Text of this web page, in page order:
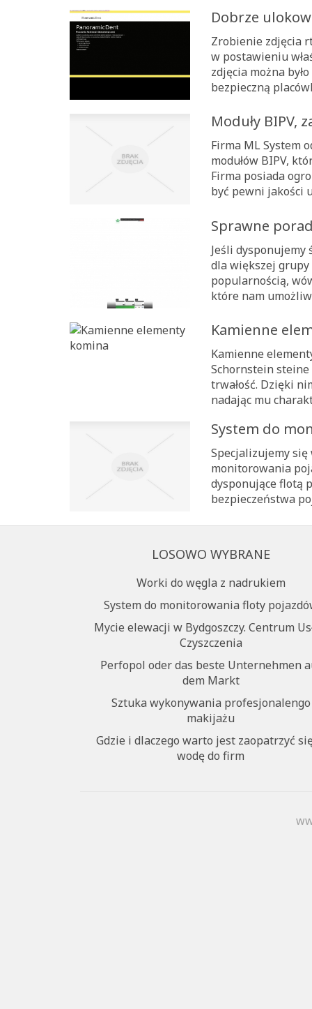
Dobrze
Zrobienie zdjęcia
w postawieniu
zdjęcia można
bezpieczną
Moduły BIPV,
Firma ML System
modułów BIPV,
Firma posiada
być pewni jakości
Sprawne
Jeśli dysponujemy
dla większej grupy
popularnością,
które nam
Kamienne
Kamienne
Schornstein steine
trwałość. Dzięki
nadając mu
System do
Specjalizujemy
monitorowania
dysponujące flotą
bezpieczeństwa
LOSOWO WYBRANE
Worki do węgla z nadrukiem
System do monitorowania floty
Mycie elewacji w Bydgoszczy. Centrum
Czyszczenia
Perfopol oder das beste Unternehmen
dem Markt
Sztuka wykonywania profesjonalengo
makijażu
Gdzie i dlaczego warto jest zaopatrzyć
wodę do firm